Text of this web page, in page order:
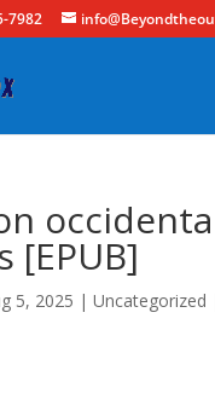
7982
[EPUB]
5, 2025 | Uncategorized